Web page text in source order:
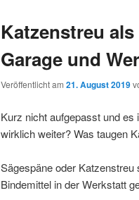
Katzenstreu
Garage und
Veröffentlicht am 21. August 2019
Kurz nicht aufgepasst und es
wirklich weiter? Was taugen
Sägespäne oder
Bindemittel in der Werkstatt